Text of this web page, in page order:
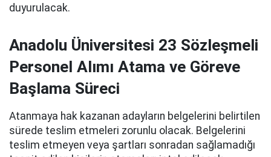
duyurulacak.
Anadolu Üniversitesi 23 Sözleşmeli
Personel Alımı Atama ve Göreve
Başlama Süreci
Atanmaya hak kazanan adayların belgelerini belirtilen
sürede teslim etmeleri zorunlu olacak. Belgelerini
teslim etmeyen veya şartları sonradan sağlamadığı